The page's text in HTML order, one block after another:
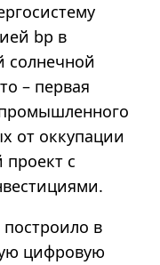
bp в
солнечной
– первая
от оккупации
с
в
цифровую